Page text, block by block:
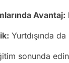
Avantaj:
Yurtdışında da
sonunda